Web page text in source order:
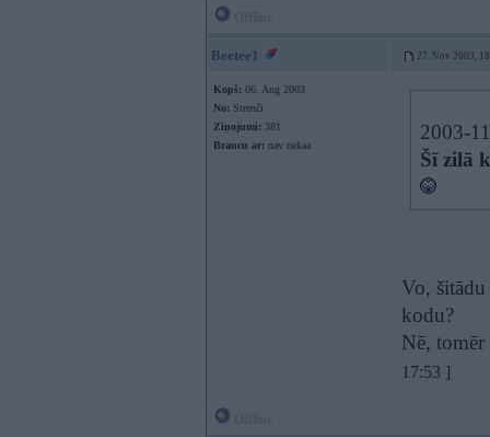
Beetee1 27. Nov 2003,
Kopš: 06. Aug 2003
No: Strenči
Ziņojumi: 381
Braucu ar: nav nekaa
2003-
Šī zilā
Vo,
kodu?
Nē, tomēr
17:53 ]